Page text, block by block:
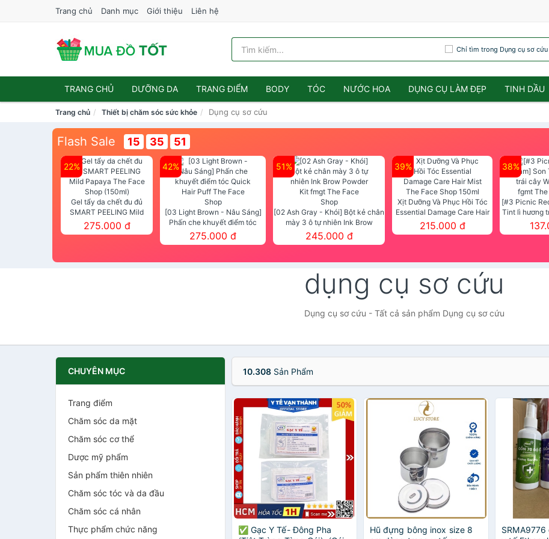
Trang chủ Danh mục Giới thiệu Liên hệ
Chỉ tìm trong Dụng cụ sơ cứu
TRANG CHỦ DƯỠNG DA TRANG ĐIỂM BODY TÓC NƯỚC HOA DỤNG CỤ LÀM ĐẸP TINH DẦU
Trang chủ Thiết bị chăm sóc sức khỏe Dụng cụ sơ cứu
Flash Sale 15 35 49
22%
Gel tẩy da chết đu đủ
SMART PEELING Mild
Papaya The Face Shop
(150ml)
275.000 đ
42%
[03 Light Brown - Nâu Sáng]
Phấn che khuyết điểm tóc
Quick Hair Puff The Face Shop
275.000 đ
51%
[02 Ash Gray - Khói] Bột kẻ chân
mày 3 ô tự nhiên Ink Brow
Powder Kit fmgt The Face Shop
245.000 đ
39%
Xịt Dưỡng Và Phục Hồi Tóc
Essential Damage Care Hair
Mist The Face Shop 150ml
215.000 đ
38%
[#3 Picnic
Tint lì hương
Tint fgmt
dụng cụ sơ cứu
Dụng cụ sơ cứu - Tất cả sản phẩm Dụng cụ sơ cứu
CHUYÊN MỤC
Trang điểm
Chăm sóc da mặt
Chăm sóc cơ thể
Dược mỹ phẩm
Sản phẩm thiên nhiên
Chăm sóc tóc và da đầu
Chăm sóc cá nhân
Thực phẩm chức năng
10.308Sản Phẩm
✅ Gạc Y Tế- Đông Pha
Hũ đựng bông inox size 8